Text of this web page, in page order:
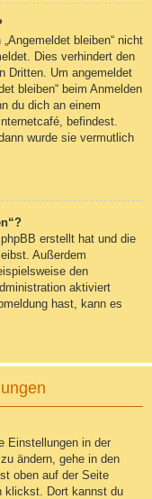
bleiben“ nicht
Dies verhindert den
Dritten. Um angemeldet
bleiben“ beim Anmelden
du dich an einem
befindest.
wurde sie vermutlich
erstellt hat und die
Außerdem
den
aktiviert
hast, kann es
Einstellungen in der
ändern, gehe in den
oben auf der Seite
klickst. Dort kannst du